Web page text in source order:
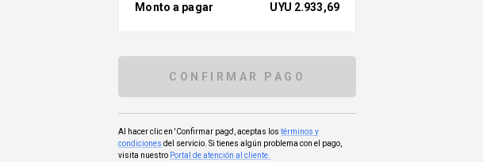
Monto a pagar UYU 2.933,69
CONFIRMAR PAGO
Al hacer clic en 'Confirmar pago', aceptas lostérminos y
condiciones del servicio. Si tienes algún problema con el pago,
visita nuestro Portal de atención al cliente.